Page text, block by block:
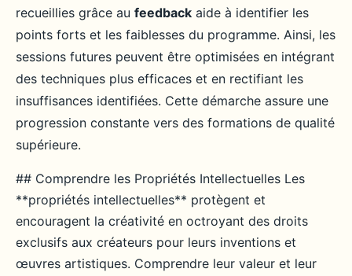
recueillies grâce au feedback aide à identifier les
points forts et les faiblesses du programme. Ainsi, les
sessions futures peuvent être optimisées en intégrant
des techniques plus efficaces et en rectifiant les
insuffisances identifiées. Cette démarche assure une
progression constante vers des formations de qualité
supérieure.
## Comprendre les Propriétés Intellectuelles Les
**propriétés intellectuelles** protègent et
encouragent la créativité en octroyant des droits
exclusifs aux créateurs pour leurs inventions et
œuvres artistiques. Comprendre leur valeur et leur